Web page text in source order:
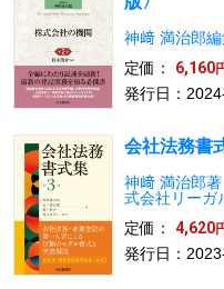
神﨑 満治郎
定価：
6,160
発行日：
会社法務書
神﨑 満治郎著
式会社リーガ
定価：
4,620
発行日：